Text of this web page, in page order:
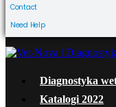
Contact
Need Help
Diagnostyka
Katalogi 2022